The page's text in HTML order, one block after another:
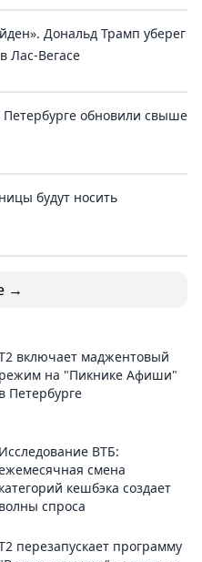
Дональд Трамп уберег
Лас-Вегасе
Петербурге обновили свыше
будут носить
→
включает маджентовый
режим на "Пикнике Афиши"
в Петербурге
Исследование ВТБ:
смена
категорий кешбэка создает
волны спроса
перезапускает программу